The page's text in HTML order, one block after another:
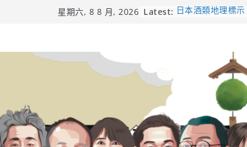
星期六, 8 8 月, 2026 Latest: 日本酒類地理標
【酒業商戰】130
市場！梅乃宿上市
龜之井酒造：口
吟釀的堅持與傳